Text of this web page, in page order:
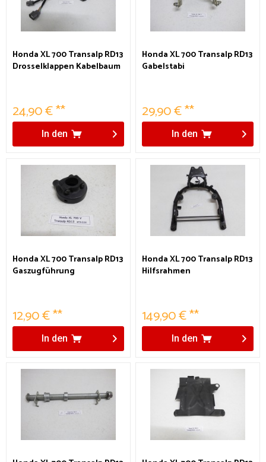
Honda XL 700 Transalp RD13
Drosselklappen Kabelbaum
24,90 € **
In den
Honda XL 700 Transalp RD13
Gabelstabi
29,90 € **
In den
Honda XL 700 Transalp RD13
Gaszugführung
12,90 € **
In den
Honda XL 700 Transalp RD13
Hilfsrahmen
149,90 € **
In den